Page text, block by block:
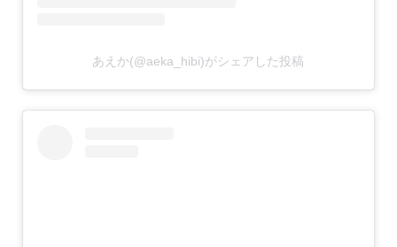
あえか(@aeka_hibi)がシェアした投稿